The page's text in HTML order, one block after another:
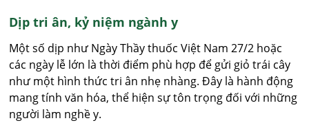
Dịp tri ân, kỷ niệm ngành y
Một số dịp như Ngày Thầy thuốc Việt Nam 27/2 hoặc
các ngày lễ lớn là thời điểm phù hợp để gửi giỏ trái cây
như một hình thức tri ân nhẹ nhàng. Đây là hành động
mang tính văn hóa, thể hiện sự tôn trọng đối với những
người làm nghề y.